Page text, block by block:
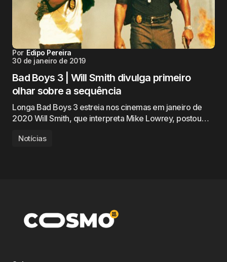
Por Edipo Pereira
30 de janeiro de 2019
Bad Boys 3 | Will Smith divulga primeiro
olhar sobre a sequência
Longa Bad Boys 3 estreia nos cinemas em janeiro de
2020 Will Smith, que interpreta Mike Lowrey, postou…
Notícias